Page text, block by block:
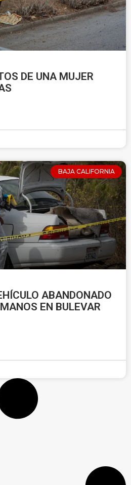
DE UNA MUJER
BAJA CALIFORNIA
ABANDONADO
EN BULEVAR